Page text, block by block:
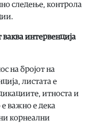
следење, контрола
интервенција
на бројот на
листата е
итноста и
важно е дека
корнеални